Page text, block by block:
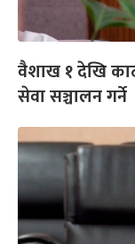
वैशाख १ देखि
सेवा सञ्चालन गर्ने